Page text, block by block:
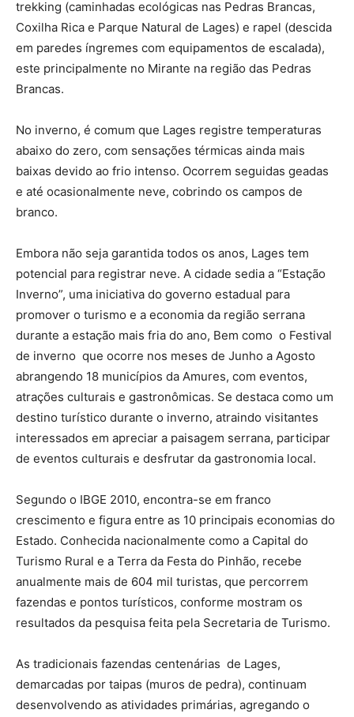
trekking (caminhadas ecológicas nas Pedras Brancas,
Coxilha Rica e Parque Natural de Lages) e rapel (descida
em paredes íngremes com equipamentos de escalada),
este principalmente no Mirante na região das Pedras
Brancas.
No inverno, é comum que Lages registre temperaturas
abaixo do zero, com sensações térmicas ainda mais
baixas devido ao frio intenso. Ocorrem seguidas geadas
e até ocasionalmente neve, cobrindo os campos de
branco.
Embora não seja garantida todos os anos, Lages tem
potencial para registrar neve. A cidade sedia a “Estação
Inverno”, uma iniciativa do governo estadual para
promover o turismo e a economia da região serrana
durante a estação mais fria do ano, Bem como o Festival
de inverno que ocorre nos meses de Junho a Agosto
abrangendo 18 municípios da Amures, com eventos,
atrações culturais e gastronômicas. Se destaca como um
destino turístico durante o inverno, atraindo visitantes
interessados em apreciar a paisagem serrana, participar
de eventos culturais e desfrutar da gastronomia local.
Segundo o IBGE 2010, encontra-se em franco
crescimento e figura entre as 10 principais economias do
Estado. Conhecida nacionalmente como a Capital do
Turismo Rural e a Terra da Festa do Pinhão, recebe
anualmente mais de 604 mil turistas, que percorrem
fazendas e pontos turísticos, conforme mostram os
resultados da pesquisa feita pela Secretaria de Turismo.
As tradicionais fazendas centenárias de Lages,
demarcadas por taipas (muros de pedra), continuam
desenvolvendo as atividades primárias, agregando o